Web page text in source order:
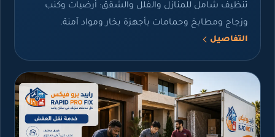
تنظيف شامل للمنازل والفلل والشقق: أرضيات وكنب
وزجاج ومطابخ وحمامات بأجهزة بخار ومواد آمنة.
التفاصيل